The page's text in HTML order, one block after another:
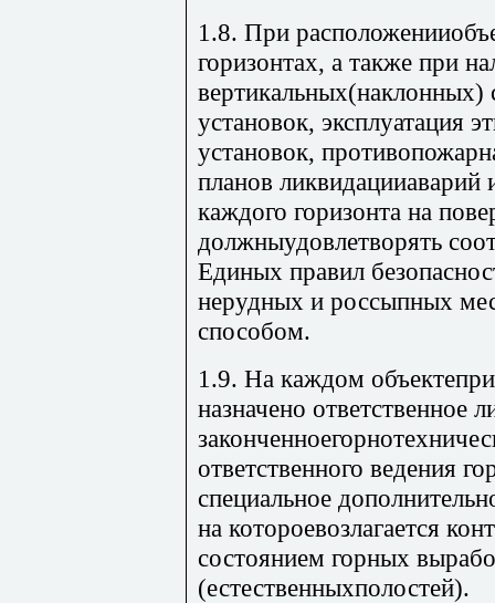
1.8. При
горизонтах, а также при
установок, эксплуатация
установок,
планов ликвидацииаварий
каждого горизонта на
должныудовлетворять
Единых правил
нерудных и россыпных
способом.
1.9. На каждом
назначено ответственное
ответственного ведения
специальное
на котороевозлагается
состоянием горных
(естественныхполостей).